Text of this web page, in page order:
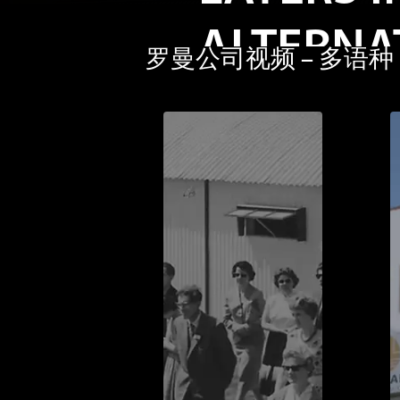
From performance
here’s a quick peek
excelling in this new
style, and what
the rest!
罗曼公司视频 – 多语种